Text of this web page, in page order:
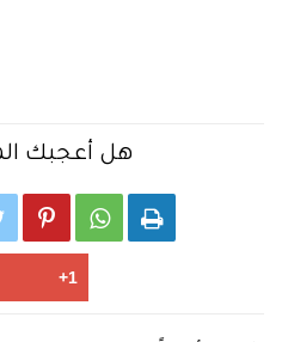
هل أعجبك
  